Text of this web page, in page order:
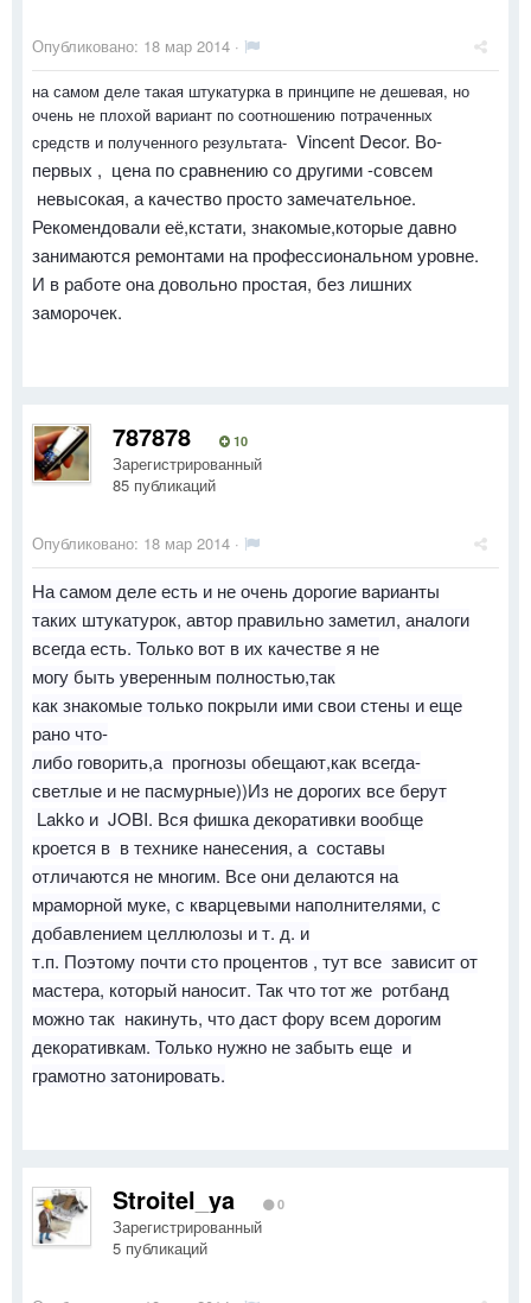
Опубликовано: 18 мар 2014 ·
на самом деле такая штукатурка в принципе не дешевая, но
очень не плохой вариант по соотношению потраченных
средств и полученного результата- Vincent Decor. Во-
первых , цена по сравнению со другими -совсем
невысокая, а качество просто замечательное.
Рекомендовали её,кстати, знакомые,которые давно
занимаются ремонтами на профессиональном уровне.
И в работе она довольно простая, без лишних
заморочек.
787878 10
Зарегистрированный
85 публикаций
Опубликовано: 18 мар 2014 ·
На самом деле есть и не очень дорогие варианты
таких штукатурок, автор правильно заметил, аналоги
всегда есть. Только вот в их качестве я не
могу быть уверенным полностью,так
как знакомые только покрыли ими свои стены и еще
рано что-
либо говорить,а прогнозы обещают,как всегда-
светлые и не пасмурные))Из не дорогих все берут
Lakko и JOBI. Вся фишка декоративки вообще
кроется в в технике нанесения, а составы
отличаются не многим. Все они делаются на
мраморной муке, с кварцевыми наполнителями, с
добавлением целлюлозы и т. д. и
т.п. Поэтому почти сто процентов , тут все зависит от
мастера, который наносит. Так что тот же ротбанд
можно так накинуть, что даст фору всем дорогим
декоративкам. Только нужно не забыть еще и
грамотно затонировать.
Stroitel_ya 0
Зарегистрированный
5 публикаций